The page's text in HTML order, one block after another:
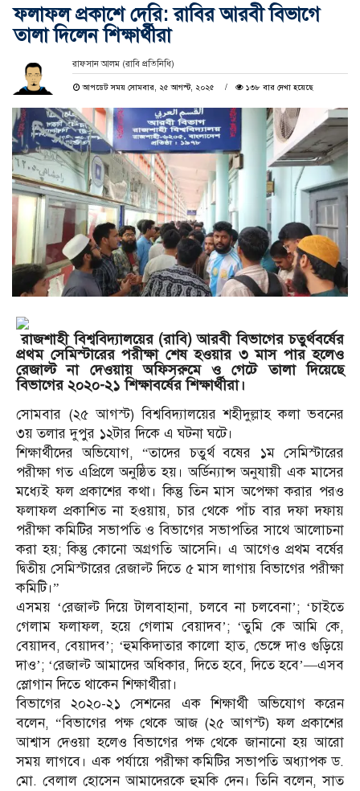
ফলাফল প্রকাশে দেরি: রাবির আরবী বিভাগে
তালা দিলেন শিক্ষার্থীরা
রাফসান আলম (রাবি প্রতিনিধি)
আপডেট সময় সোমবার, ২৫ আগস্ট, ২০২৫ ১৩৮ বার দেখা হয়েছে
রাজশাহী বিশ্ববিদ্যালয়ের (রাবি) আরবী বিভাগের চতুর্থবর্ষের
প্রথম সেমিস্টারের পরীক্ষা শেষ হওয়ার ৩ মাস পার হলেও
রেজাল্ট না দেওয়ায় অফিসরুমে ও গেটে তালা দিয়েছে
বিভাগের ২০২০-২১ শিক্ষাবর্ষের শিক্ষার্থীরা।
সোমবার (২৫ আগস্ট) বিশ্ববিদ্যালয়ের শহীদুল্লাহ কলা ভবনের
৩য় তলার দুপুর ১২টার দিকে এ ঘটনা ঘটে।
শিক্ষার্থীদের অভিযোগ, “তাদের চতুর্থ বষের ১ম সেমিস্টারের
পরীক্ষা গত এপ্রিলে অনুষ্ঠিত হয়। অর্ডিন্যান্স অনুযায়ী এক মাসের
মধ্যেই ফল প্রকাশের কথা। কিন্তু তিন মাস অপেক্ষা করার পরও
ফলাফল প্রকাশিত না হওয়ায়, চার থেকে পাঁচ বার দফা দফায়
পরীক্ষা কমিটির সভাপতি ও বিভাগের সভাপতির সাথে আলোচনা
করা হয়; কিন্তু কোনো অগ্রগতি আসেনি। এ আগেও প্রথম বর্ষের
দ্বিতীয় সেমিস্টারের রেজাল্ট দিতে ৫ মাস লাগায় বিভাগের পরীক্ষা
কমিটি।”
এসময় ‘রেজাল্ট দিয়ে টালবাহানা, চলবে না চলবেনা’; ‘চাইতে
গেলাম ফলাফল, হয়ে গেলাম বেয়াদব’; ‘তুমি কে আমি কে,
বেয়াদব, বেয়াদব’; ‘হুমকিদাতার কালো হাত, ভেঙ্গে দাও গুড়িয়ে
দাও’; ‘রেজাল্ট আমাদের অধিকার, দিতে হবে, দিতে হবে’—এসব
স্লোগান দিতে থাকেন শিক্ষার্থীরা।
বিভাগের ২০২০-২১ সেশনের এক শিক্ষার্থী অভিযোগ করেন
বলেন, “বিভাগের পক্ষ থেকে আজ (২৫ আগস্ট) ফল প্রকাশের
আশ্বাস দেওয়া হলেও বিভাগের পক্ষ থেকে জানানো হয় আরো
সময় লাগবে। এক পর্যায়ে পরীক্ষা কমিটির সভাপতি অধ্যাপক ড.
মো. বেলাল হোসেন আমাদেরকে হুমকি দেন। তিনি বলেন, সাত